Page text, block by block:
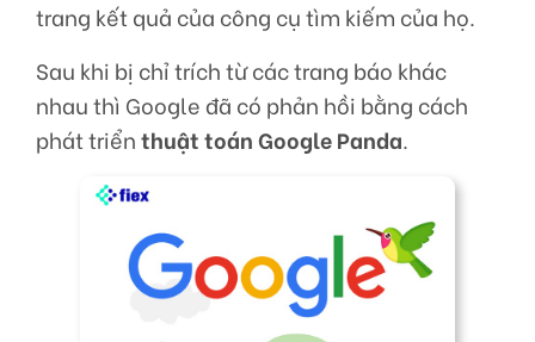
trang kết quả của công cụ tìm kiếm của họ.
Sau khi bị chỉ trích từ các trang báo khác
nhau thì Google đã có phản hồi bằng cách
phát triểnthuật toán Google Panda.